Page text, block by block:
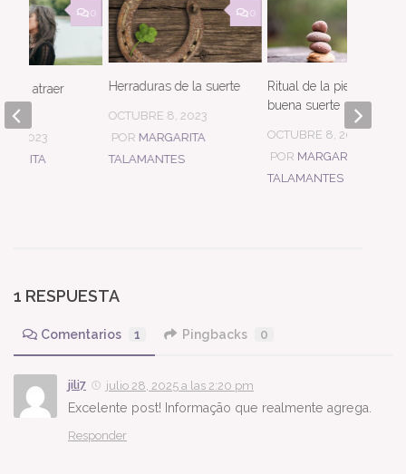
0
Herraduras de la suerte
OCTUBRE 8, 2023
POR MARGARITA
TALAMANTES
Ritual de la piedra de la
buena suerte
OCTUBRE 8, 2023
POR MARGARITA
TALAMANTES
0
atraer
8, 2023
1 RESPUESTA
Comentarios 1 Pingbacks 0
jili7 julio 28, 2025 a las 2:20 pm
Excelente post! Informação que realmente agrega.
Responder